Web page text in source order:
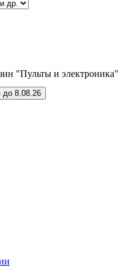
"Пульты и электроника"
до 8.08.26